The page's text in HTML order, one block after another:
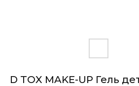
D TOX MAKE-UP Гель